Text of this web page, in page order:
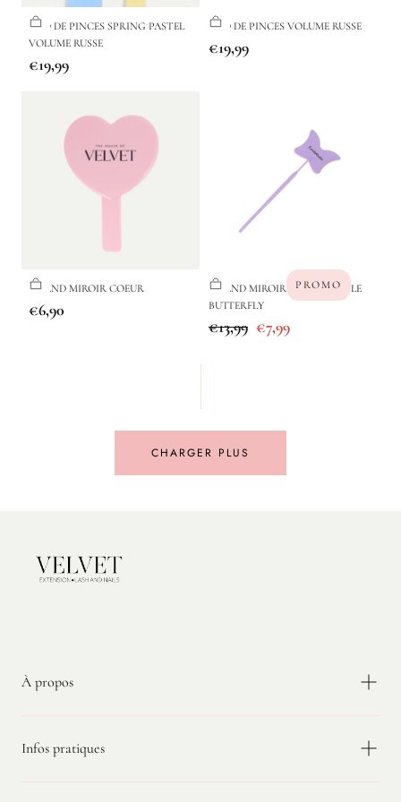
DUO DE PINCES SPRING PASTEL
VOLUME RUSSE
Prix
€19,99
DUO DE PINCES VOLUME RUSSE
Prix
€19,99
GRAND MIROIR COEUR
Prix
€6,90
PROMO
GRAND MIROIR LOUPE PURPLE
BUTTERFLY
Prix
€13,99 Prix
€7,99
CHARGER PLUS
À propos
Infos pratiques